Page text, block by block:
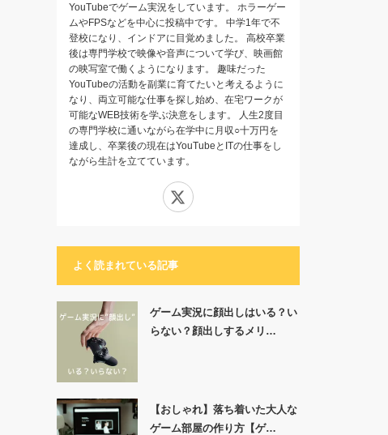
YouTubeでゲーム実況をしています。 ホラーゲー
ムやFPSなどを中心に投稿中です。 中学1年で不
登校になり、インドアに目覚めました。 高校卒業
後は専門学校で映像や音声について学び、映画館
の映写室で働くようになります。 趣味だった
YouTubeの活動を副業に育てたいと考えるように
なり、両立可能な仕事を探し始め、在宅ワークが
可能なWEB技術を学ぶ決意をします。 人生2度目
の専門学校に通いながら在学中に月収○十万円を
達成し、卒業後の現在はYouTubeとITの仕事をし
ながら生計を立てています。
よく読まれている記事
ゲーム実況に顔出しはいる？い
らない？顔出しするメリ…
【おしゃれ】落ち着いた大人な
ゲーム部屋の作り方【ゲ…